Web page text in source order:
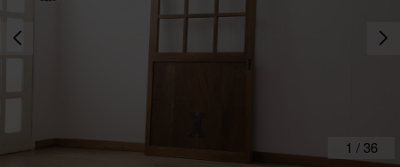
1 / 36